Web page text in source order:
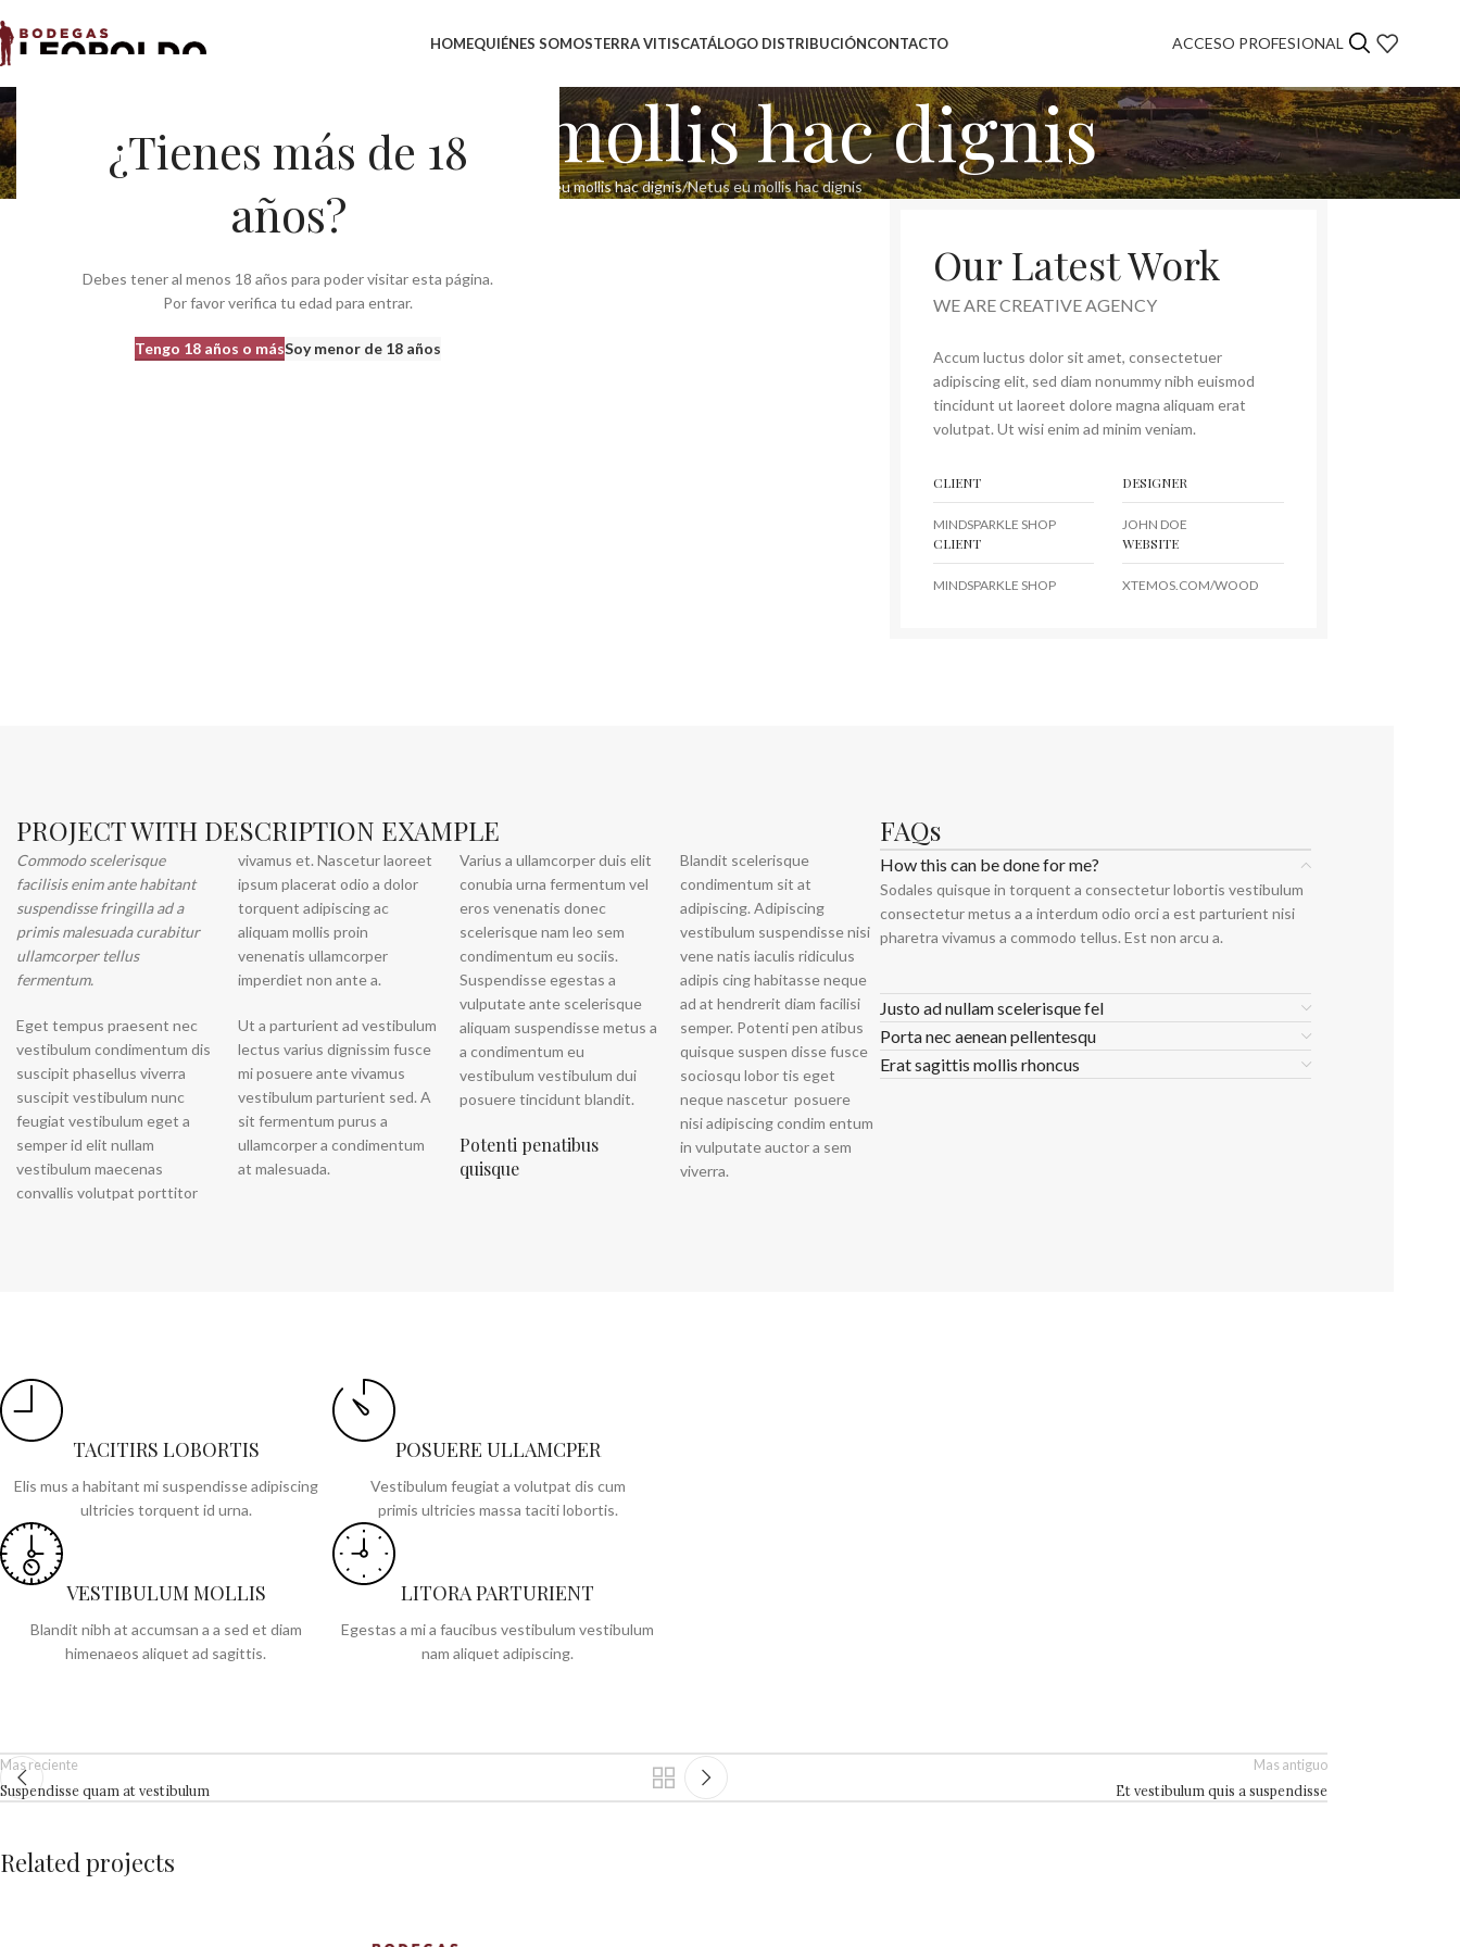
¿Tienes más de 18
años?
Debes tener al menos 18 años para poder visitar esta página.
Por favor verifica tu edad para entrar.
Tengo 18 años o másSoy menor de 18 años
HOMEQUIÉNES SOMOSTERRA VITISCATÁLOGO DISTRIBUCIÓNCONTACTO ACCESO PROFESIONAL
Netus eu mollis hac dignis
Netus eu mollis hac dignis Netus eu mollis hac dignis
Our Latest Work
WE ARE CREATIVE AGENCY
Accum luctus dolor sit amet, consectetuer
adipiscing elit, sed diam nonummy nibh euismod
tincidunt ut laoreet dolore magna aliquam erat
volutpat. Ut wisi enim ad minim veniam.
CLIENT
MINDSPARKLE SHOP
DESIGNER
JOHN DOE
CLIENT
MINDSPARKLE SHOP
WEBSITE
XTEMOS.COM/WOOD
PROJECT WITH DESCRIPTION EXAMPLE
Commodo scelerisque
facilisis enim ante habitant
suspendisse fringilla ad a
primis malesuada curabitur
ullamcorper tellus
fermentum.
Eget tempus praesent nec
vestibulum condimentum dis
suscipit phasellus viverra
suscipit vestibulum nunc
feugiat vestibulum eget a
semper id elit nullam
vestibulum maecenas
convallis volutpat porttitor
vivamus et. Nascetur laoreet
ipsum placerat odio a dolor
torquent adipiscing ac
aliquam mollis proin
venenatis ullamcorper
imperdiet non ante a.
Ut a parturient ad vestibulum
lectus varius dignissim fusce
mi posuere ante vivamus
vestibulum parturient sed. A
sit fermentum purus a
ullamcorper a condimentum
at malesuada.
Varius a ullamcorper duis elit
conubia urna fermentum vel
eros venenatis donec
scelerisque nam leo sem
condimentum eu sociis.
Suspendisse egestas a
vulputate ante scelerisque
aliquam suspendisse metus a
a condimentum eu
vestibulum vestibulum dui
posuere tincidunt blandit.
Potenti penatibus
quisque
Blandit scelerisque
condimentum sit at
adipiscing. Adipiscing
vestibulum suspendisse nisi
vene natis iaculis ridiculus
adipis cing habitasse neque
ad at hendrerit diam facilisi
semper. Potenti pen atibus
quisque suspen disse fusce
sociosqu lobor tis eget
neque nascetur posuere
nisi adipiscing condim entum
in vulputate auctor a sem
viverra.
FAQs
How this can be done for me?
Sodales quisque in torquent a consectetur lobortis vestibulum
consectetur metus a a interdum odio orci a est parturient nisi
pharetra vivamus a commodo tellus. Est non arcu a.
Justo ad nullam scelerisque fel
Porta nec aenean pellentesqu
Erat sagittis mollis rhoncus
TACITIRS LOBORTIS
Elis mus a habitant mi suspendisse adipiscing
ultricies torquent id urna.
VESTIBULUM MOLLIS
Blandit nibh at accumsan a a sed et diam
himenaeos aliquet ad sagittis.
POSUERE ULLAMCPER
Vestibulum feugiat a volutpat dis cum
primis ultricies massa taciti lobortis.
LITORA PARTURIENT
Egestas a mi a faucibus vestibulum vestibulum
nam aliquet adipiscing.
Mas reciente
Suspendisse quam at vestibulum
Mas antiguo
Et vestibulum quis a suspendisse
Related projects